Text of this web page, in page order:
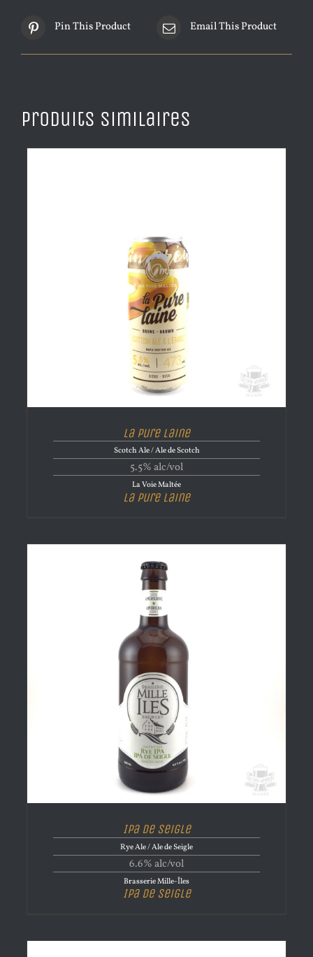
Pin This Product Email This Product
Produits similaires
La Pure Laine
Scotch Ale / Ale de Scotch
5.5% alc/vol
La Voie Maltée
La Pure Laine
Ipa de Seigle
Rye Ale / Ale de Seigle
6.6% alc/vol
Brasserie Mille-Îles
Ipa de Seigle